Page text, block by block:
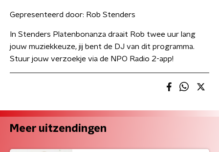
Gepresenteerd door: Rob Stenders
In Stenders Platenbonanza draait Rob twee uur lang
jouw muziekkeuze, jij bent de DJ van dit programma.
Stuur jouw verzoekje via de NPO Radio 2-app!
Meer uitzendingen